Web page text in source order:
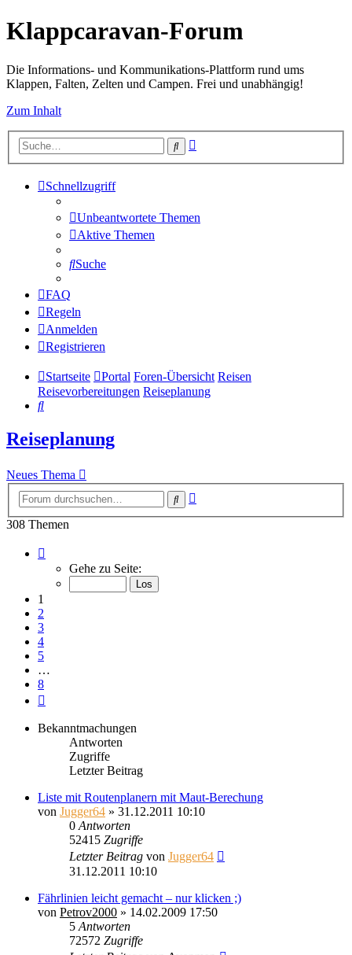
Klappcaravan-Forum
Die Informations- und Kommunikations-Plattform rund ums
Klappen, Falten, Zelten und Campen. Frei und unabhängig!
Zum Inhalt
Suche
Schnellzugriff
Unbeantwortete Themen
Aktive Themen
Suche
FAQ
Regeln
Anmelden
Registrieren
Startseite Portal Foren-Übersicht Reisen
Reisevorbereitungen Reiseplanung
Suche
Reiseplanung
Neues Thema
Suche
308 Themen
von
Gehe zu Seite:
1
2
3
4
5
…
8
Bekanntmachungen
Antworten
Zugriffe
Letzter Beitrag
Liste mit Routenplanern mit Maut-Berechung
von Jugger64 » 31.12.2011 10:10
0 Antworten
52415 Zugriffe
Letzter Beitrag von Jugger64
31.12.2011 10:10
Fährlinien leicht gemacht – nur klicken ;)
von Petrov2000 » 14.02.2009 17:50
5 Antworten
72572 Zugriffe